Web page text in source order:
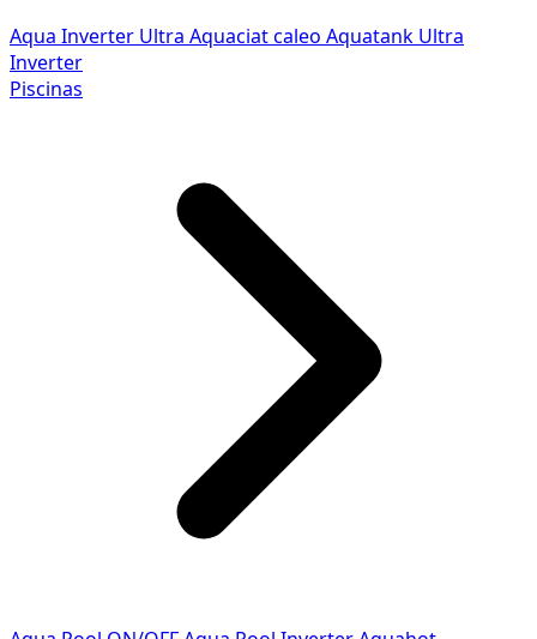
Aqua Inverter Ultra Aquaciat caleo Aquatank Ultra
Inverter
Piscinas